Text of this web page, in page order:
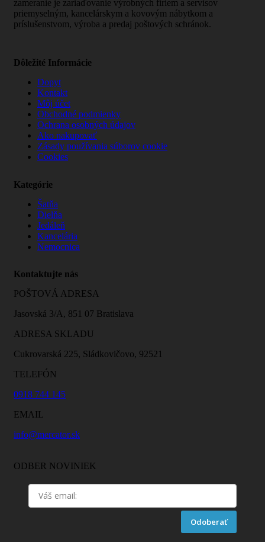
zameranie je zariaďovanie výrobných firiem a servisov
priemyselným, kancelárskym a kovovým nábytkom a
príslušenstvom, výroba a predaj poštových schránok.
Dôležité Informácie
Dopyt
Kontakt
Môj účet
Obchodné podmienky
Ochrana osobných údajov
Ako nakupovať
Zásady používania súborov cookie
Cookies
Kategórie
Šatňa
Dielňa
Jedáleň
Kancelária
Nemocnica
Kontaktujte nás
POŠTOVÁ ADRESA
Jasovská 3/A, 851 07 Bratislava
ADRESA SKLADU
Cukrovarská 225, Sládkovičovo, 92521
TELEFÓN
0918 744 145
EMAIL
info@mercator.sk
ODBER NOVINIEK
Odoberať